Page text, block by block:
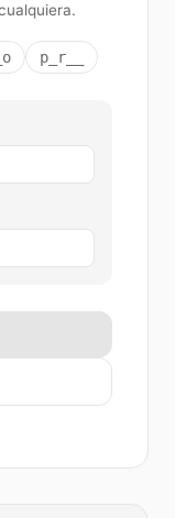
p_r__